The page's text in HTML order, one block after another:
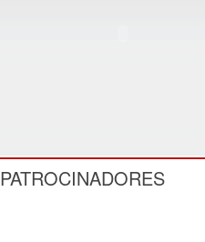
PATROCINADORES